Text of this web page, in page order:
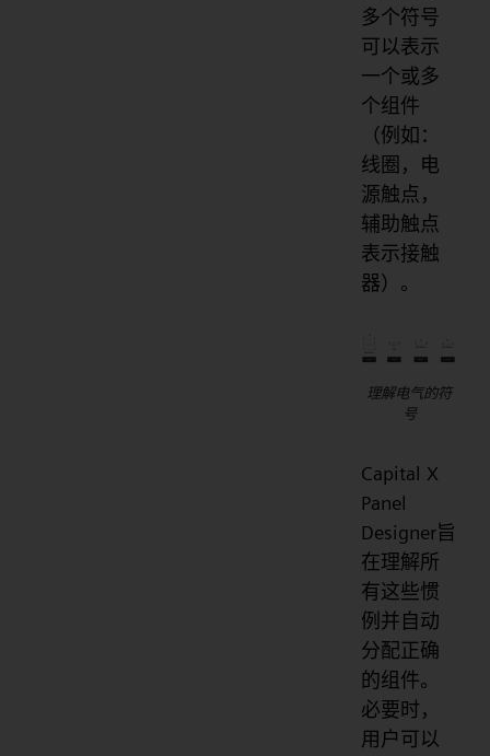
多个符号
可以表示
一个或多
个组件
（例如：
线圈，电
源触点，
辅助触点
表示接触
器）。
理解电气的符
号
Capital X
Panel
Designer旨
在理解所
有这些惯
例并自动
分配正确
的组件。
必要时，
用户可以